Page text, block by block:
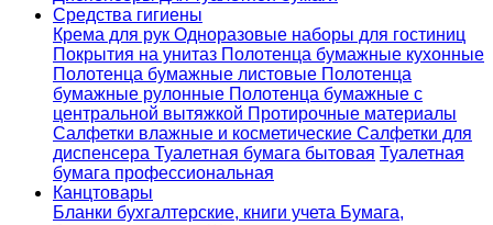
Средства гигиены
Крема для рук Одноразовые наборы для гостиниц
Покрытия на унитаз Полотенца бумажные кухонные
Полотенца бумажные листовые Полотенца
бумажные рулонные Полотенца бумажные с
центральной вытяжкой Протирочные материалы
Салфетки влажные и косметические Салфетки для
диспенсера Туалетная бумага бытовая Туалетная
бумага профессиональная
Канцтовары
Бланки бухгалтерские, книги учета Бумага,